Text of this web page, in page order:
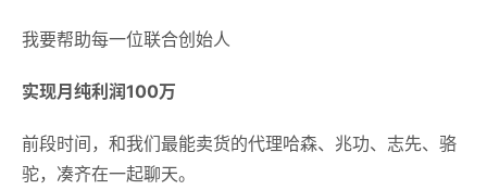
我要帮助每一位联合创始人
实现月纯利润100万
前段时间，和我们最能卖货的代理哈森、兆功、志先、骆
驼，凑齐在一起聊天。